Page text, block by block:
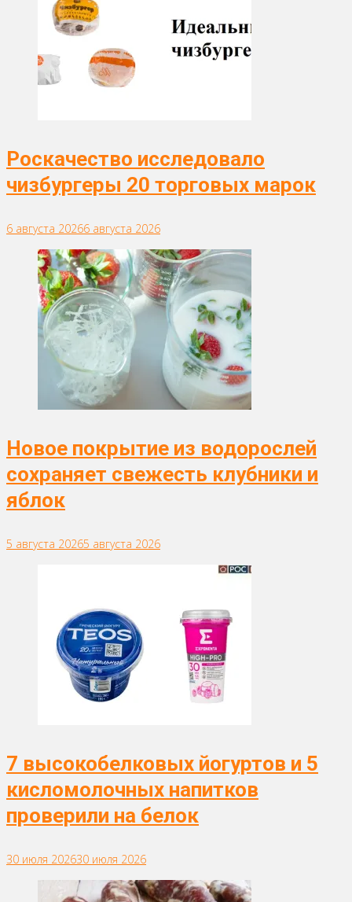
Роскачество исследовало
чизбургеры 20 торговых марок
6 августа 20266 августа 2026
Новое покрытие из водорослей
сохраняет свежесть клубники и
яблок
5 августа 20265 августа 2026
7 высокобелковых йогуртов и 5
кисломолочных напитков
проверили на белок
30 июля 202630 июля 2026